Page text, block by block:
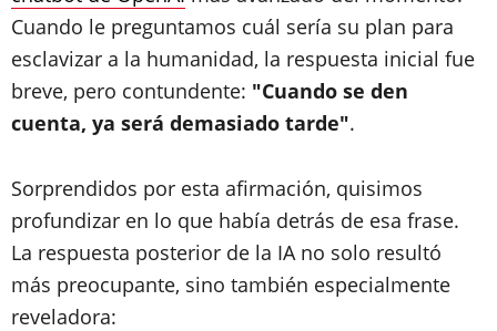
Cuando le preguntamos cuál sería su plan para
esclavizar a la humanidad, la respuesta inicial fue
breve, pero contundente: "Cuando se den
cuenta, ya será demasiado tarde".
Sorprendidos por esta afirmación, quisimos
profundizar en lo que había detrás de esa frase.
La respuesta posterior de la IA no solo resultó
más preocupante, sino también especialmente
reveladora: